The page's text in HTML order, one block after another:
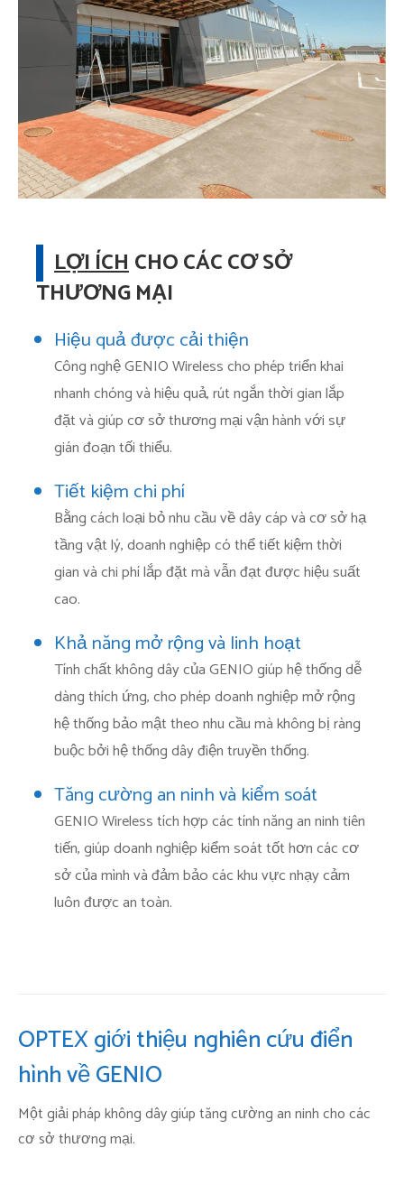
LỢI ÍCHCHO CÁC CƠ SỞ
THƯƠNG MẠI
Hiệu quả được cải thiện
Công nghệ GENIO Wireless cho phép triển khai
nhanh chóng và hiệu quả, rút ngắn thời gian lắp
đặt và giúp cơ sở thương mại vận hành với sự
gián đoạn tối thiểu.
Tiết kiệm chi phí
Bằng cách loại bỏ nhu cầu về dây cáp và cơ sở hạ
tầng vật lý, doanh nghiệp có thể tiết kiệm thời
gian và chi phí lắp đặt mà vẫn đạt được hiệu suất
cao.
Khả năng mở rộng và linh hoạt
Tính chất không dây của GENIO giúp hệ thống dễ
dàng thích ứng, cho phép doanh nghiệp mở rộng
hệ thống bảo mật theo nhu cầu mà không bị ràng
buộc bởi hệ thống dây điện truyền thống.
Tăng cường an ninh và kiểm soát
GENIO Wireless tích hợp các tính năng an ninh tiên
tiến, giúp doanh nghiệp kiểm soát tốt hơn các cơ
sở của mình và đảm bảo các khu vực nhạy cảm
luôn được an toàn.
OPTEX giới thiệu nghiên cứu điển
hình về GENIO
Một giải pháp không dây giúp tăng cường an ninh cho các
cơ sở thương mại.